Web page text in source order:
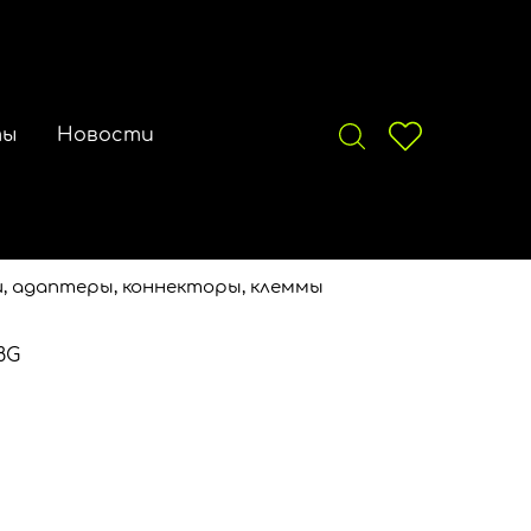
Новости
адаптеры, коннекторы, клеммы